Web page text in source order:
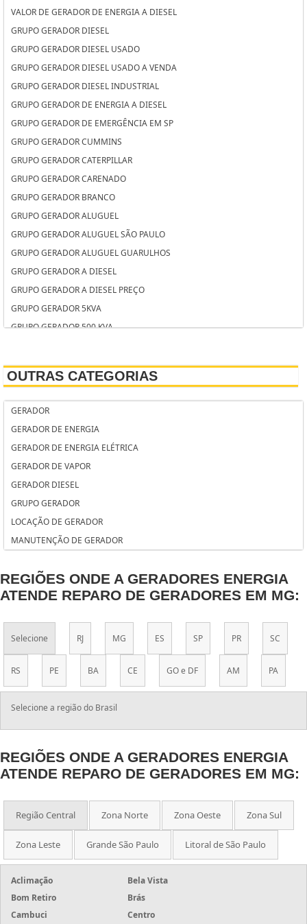
VALOR DE GERADOR DE ENERGIA A DIESEL
GRUPO GERADOR DIESEL
GRUPO GERADOR DIESEL USADO
GRUPO GERADOR DIESEL USADO A VENDA
GRUPO GERADOR DIESEL INDUSTRIAL
GRUPO GERADOR DE ENERGIA A DIESEL
GRUPO GERADOR DE EMERGÊNCIA EM SP
GRUPO GERADOR CUMMINS
GRUPO GERADOR CATERPILLAR
GRUPO GERADOR CARENADO
GRUPO GERADOR BRANCO
GRUPO GERADOR ALUGUEL
GRUPO GERADOR ALUGUEL SÃO PAULO
GRUPO GERADOR ALUGUEL GUARULHOS
GRUPO GERADOR A DIESEL
GRUPO GERADOR A DIESEL PREÇO
GRUPO GERADOR 5KVA
GRUPO GERADOR 500 KVA
GERADOR SOLAR
GERADOR SOLAR RESIDENCIAL PREÇO
GERADOR RESIDENCIAL
GERADOR INDUSTRIAL A DIESEL
GERADOR HONDA
GERADOR HONDA DIESEL
GERADOR EÓLICO RESIDENCIAL
GERADOR ENERGIA USADO
GERADOR ENERGIA SOLAR
GERADOR ENERGIA RESIDENCIAL
GERADOR ENERGIA PREÇO
GERADOR ENERGIA HONDA
GERADOR ENERGIA GASOLINA
GERADOR ENERGIA GASOLINA USADO
GERADOR ENERGIA ELÉTRICA
GERADOR ENERGIA ELÉTRICA SOLAR
GERADOR ENERGIA ELÉTRICA RESIDENCIAL
OUTRAS CATEGORIAS
GERADOR
GERADOR DE ENERGIA
GERADOR DE ENERGIA ELÉTRICA
GERADOR DE VAPOR
GERADOR DIESEL
GRUPO GERADOR
LOCAÇÃO DE GERADOR
MANUTENÇÃO DE GERADOR
REGIÕES ONDE A GERADORES ENERGIA
ATENDE REPARO DE GERADORES EM MG:
Selecione RJ MG ES SP PR SC
RS PE BA CE GO e DF AM PA
Selecione a região do Brasil
REGIÕES ONDE A GERADORES ENERGIA
ATENDE REPARO DE GERADORES EM MG:
Região Central Zona Norte Zona Oeste Zona Sul
Zona Leste Grande São Paulo Litoral de São Paulo
Aclimação
Bela Vista
Bom Retiro
Brás
Cambuci
Centro